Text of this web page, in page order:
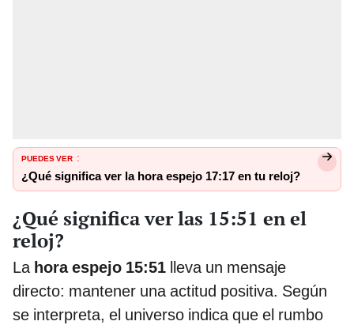
PUEDES VER :
¿Qué significa ver la hora espejo 17:17 en tu reloj?
¿Qué significa ver las 15:51 en el
reloj?
Lahora espejo 15:51 lleva un mensaje
directo: mantener una actitud positiva. Según
se interpreta, el universo indica que el rumbo